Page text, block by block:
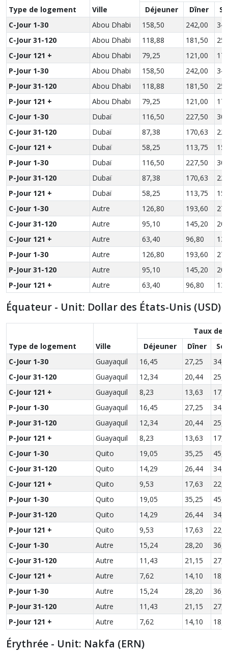
Type de logement Ville
Déjeuner
Dîner
C-Jour 1-30
Abou Dhabi 158,50 242,00
C-Jour 31-120
Abou Dhabi 118,88 181,50
C-Jour 121 +
Abou Dhabi 79,25 121,00
P-Jour 1-30
Abou Dhabi 158,50 242,00
P-Jour 31-120
Abou Dhabi 118,88 181,50
P-Jour 121 +
Abou Dhabi 79,25 121,00
C-Jour 1-30
Dubaï 116,50 227,50
C-Jour 31-120
Dubaï 87,38 170,63
C-Jour 121 +
Dubaï 58,25 113,75
P-Jour 1-30
Dubaï 116,50 227,50
P-Jour 31-120
Dubaï 87,38 170,63
P-Jour 121 +
Dubaï 58,25 113,75
C-Jour 1-30
Autre 126,80 193,60
C-Jour 31-120
Autre 95,10 145,20
C-Jour 121 +
Autre 63,40 96,80
P-Jour 1-30
Autre 126,80 193,60
P-Jour 31-120
Autre 95,10 145,20
P-Jour 121 +
Autre 63,40 96,80
Équateur - Unit: Dollar des États-Unis (USD)
Type de logement Ville
Taux
Déjeuner
Dîner
C-Jour 1-30
Guayaquil 16,45 27,25
C-Jour 31-120
Guayaquil 12,34 20,44
C-Jour 121 +
Guayaquil 8,23 13,63
P-Jour 1-30
Guayaquil 16,45 27,25
P-Jour 31-120
Guayaquil 12,34 20,44
P-Jour 121 +
Guayaquil 8,23 13,63
C-Jour 1-30
Quito 19,05 35,25
C-Jour 31-120
Quito 14,29 26,44
C-Jour 121 +
Quito 9,53 17,63
P-Jour 1-30
Quito 19,05 35,25
P-Jour 31-120
Quito 14,29 26,44
P-Jour 121 +
Quito 9,53 17,63
C-Jour 1-30
Autre 15,24 28,20
C-Jour 31-120
Autre 11,43 21,15
C-Jour 121 +
Autre 7,62 14,10
P-Jour 1-30
Autre 15,24 28,20
P-Jour 31-120
Autre 11,43 21,15
P-Jour 121 +
Autre 7,62 14,10
Érythrée - Unit: Nakfa (ERN)